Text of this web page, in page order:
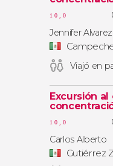
10,0
Jennifer
Viajó en
Excursión
10,0
Carlos Alberto
Gutiérrez